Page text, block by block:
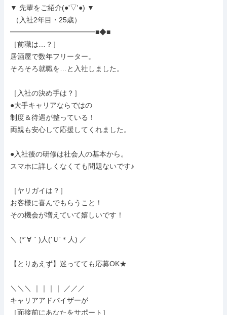
▼ 先輩をご紹介(●'▽'●) ▼
━━━━━━━━━━━━■◆■
［前職は…？］
居酒屋で数年フリーター。
そろそろ就職を…と入社しました。
［入社の決め手は？］
●大手キャリアならではの
制度＆待遇が整っている！
両親も安心して応援してくれました。
●入社後の研修は社会人の基本から。
スマホに詳しくなくても問題ないです♪
［ヤリガイは？］
お客様に喜んでもらうこと！
その機会が増えていて嬉しいです！
＼ (*´∀｀)人('Ｕ'＊人) ／
【とりあえず】迷ってても応募OK★
＼＼＼ ｜｜｜｜ ／／／
キャリアアドバイザーが
［面接前にあなたをサポート］